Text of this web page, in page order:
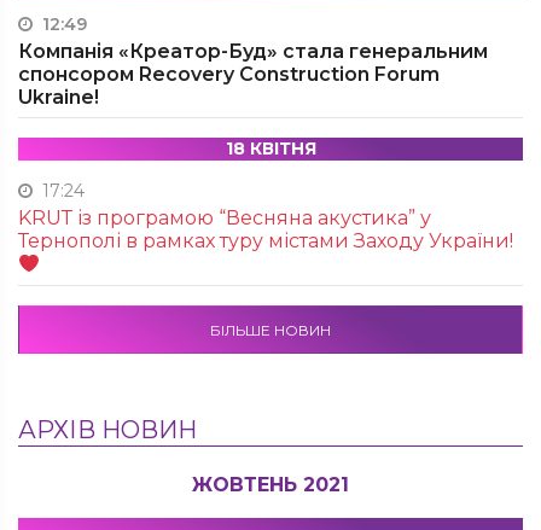
12:49
Компанія «Креатор-Буд» стала генеральним
спонсором Recovery Construction Forum
Ukraine!
18 КВІТНЯ
17:24
KRUТ із програмою “Весняна акустика” у
Тернополі в рамках туру містами Заходу України!
БІЛЬШЕ НОВИН
АРХІВ НОВИН
ЖОВТЕНЬ 2021